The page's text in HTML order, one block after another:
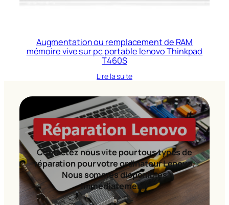
Augmentation ou remplacement de RAM
mémoire vive sur pc portable lenovo Thinkpad
T460S
Lire la suite
Contactez nous vite pour tous types de
réparation pour votre ordinateur Lenovo.
Nous sommes disponibles
immédiatement!